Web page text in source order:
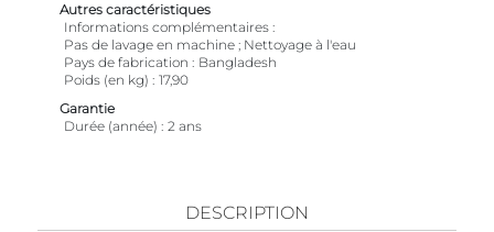
Autres caractéristiques
Informations complémentaires
Pas de lavage en machine ; Nettoyage à l'eau
Pays de fabrication
Bangladesh
Poids (en kg)
17,90
Garantie
Durée (année)
2 ans
DESCRIPTION